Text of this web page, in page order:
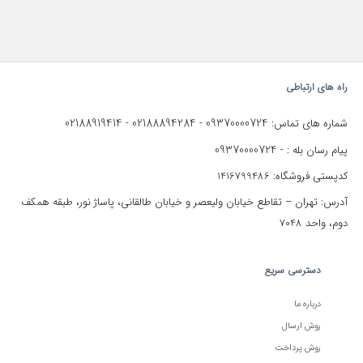
راه های ارتباطی
شماره های تماس: 09370000724
-
02188894284
-
02188919414
پیام رسان بله : - 09370000724
کدپستی فروشگاه: 1416799486
آدرس: تهران – تقاطع خیابان ولیعصر و خیابان طالقانی، پاساژ نور، طبقه همکف
دوم، واحد 7048
دسترسی سریع
درباره ما
روش ارسال
روش پرداخت